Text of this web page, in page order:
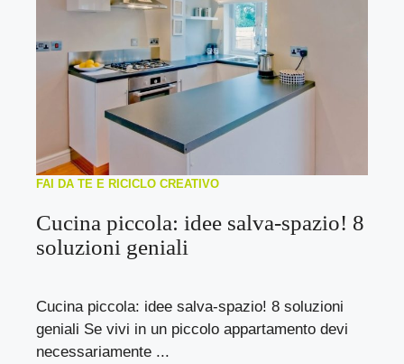
FAI DA TE E RICICLO CREATIVO
Cucina piccola: idee salva-spazio! 8
soluzioni geniali
Cucina piccola: idee salva-spazio! 8 soluzioni
geniali Se vivi in un piccolo appartamento devi
necessariamente ...